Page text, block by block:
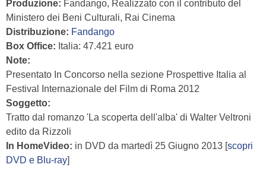
Produzione: Fandango, Realizzato con il contributo del
Ministero dei Beni Culturali, Rai Cinema
Distribuzione: Fandango
Box Office: Italia: 47.421 euro
Note:
Presentato In Concorso nella sezione Prospettive Italia al
Festival Internazionale del Film di Roma 2012
Soggetto:
Tratto dal romanzo 'La scoperta dell'alba' di Walter Veltroni
edito da Rizzoli
In HomeVideo: in DVD da martedì 25 Giugno 2013 [scopri
DVD e Blu-ray]